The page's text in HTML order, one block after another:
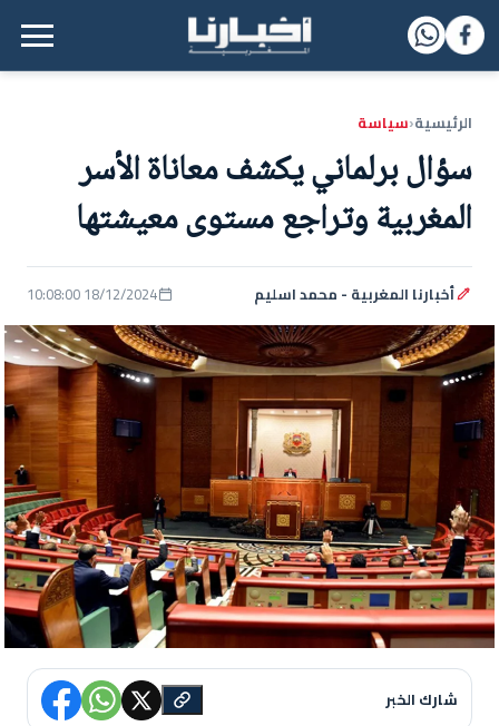
القائمة الرئيسية
الرئيسية‹سياسة
سؤال برلماني يكشف معاناة الأسر
المغربية وتراجع مستوى معيشتها
أخبارنا المغربية - محمد اسليم 18/12/2024 10:08:00
شارك الخبر